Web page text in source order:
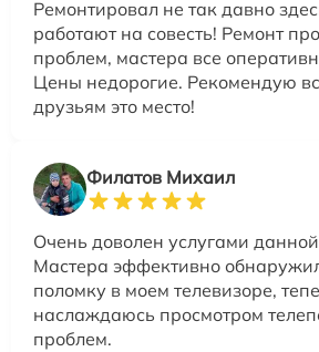
Ремонтировал не так давно
работают на совесть! Ремонт
проблем, мастера все
Цены недорогие. Рекомендую
друзьям это место!
Филатов Михаил
Очень доволен услугами
Мастера эффективно
поломку в моем телевизоре,
наслаждаюсь просмотром
проблем.